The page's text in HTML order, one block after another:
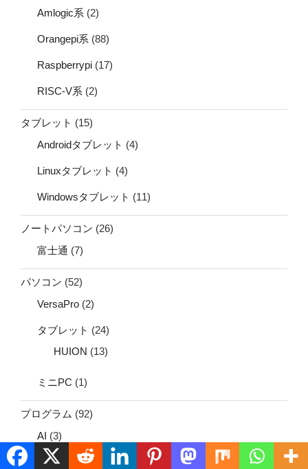
Amlogic系 (2)
Orangepi系 (88)
Raspberrypi (17)
RISC-V系 (2)
タブレット (15)
Androidタブレット (4)
Linuxタブレット (4)
Windowsタブレット (11)
ノートパソコン (26)
富士通 (7)
パソコン (52)
VersaPro (2)
タブレット (24)
HUION (13)
ミニPC (1)
プログラム (92)
AI (3)
Arduinoプログラム (5)